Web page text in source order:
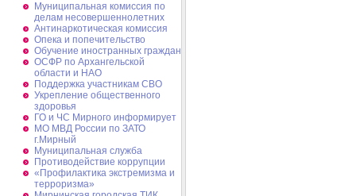
Муниципальная комиссия по
делам несовершеннолетних
Антинаркотическая комиссия
Опека и попечительство
Обучение иностранных граждан
ОСФР по Архангельской
области и НАО
Поддержка участникам СВО
Укрепление общественного
здоровья
ГО и ЧС Мирного информирует
МО МВД России по ЗАТО
г.Мирный
Муниципальная cлужба
Противодействие коррупции
«Профилактика экстремизма и
терроризма»